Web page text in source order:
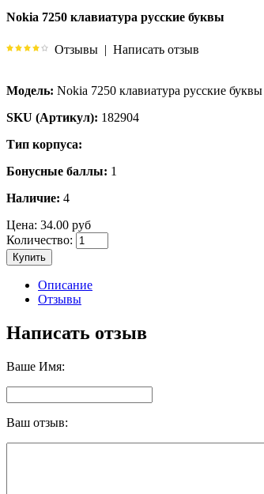
Nokia 7250 клавиатура русские буквы
Отзывы | Написать отзыв
Модель: Nokia 7250 клавиатура русские буквы
SKU (Артикул): 182904
Тип корпуса:
Бонусные баллы: 1
Наличие: 4
Цена: 34.00 руб
Количество:
Купить
Описание
Отзывы
Написать отзыв
Ваше Имя:
Ваш отзыв: